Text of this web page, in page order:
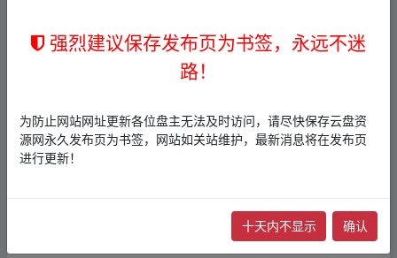
凯叔讲故事系列（85门课程全）★★★★
链接：https://www.aliyundrive.com/s/U1ujKug
Jmn3
https://www.aliyundrive.com/s/m89cF
强烈建议保存发布页为书签，永远不迷
路！
为防止网站网址更新各位盘主无法及时访问，请尽快保存云盘资
源网永久发布页为书签，网站如关站维护，最新消息将在发布页
进行更新！
十天内不显示 确认